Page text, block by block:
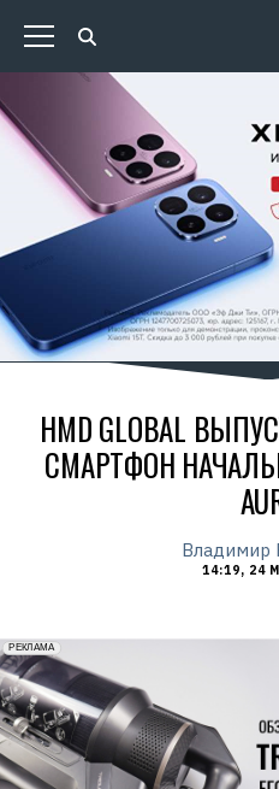
HMD GLOBAL
СМАРТФОН
Владимир
14:19, 24
erid: 2VfnxxmNzs5
РЕКЛАМА